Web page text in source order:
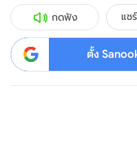
กดฟัง แชร์
ตั้ง